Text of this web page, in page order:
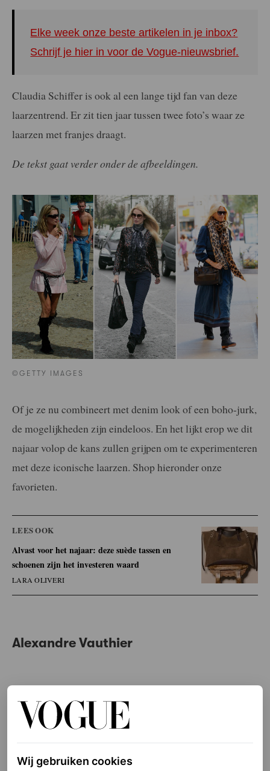
Elke week onze beste artikelen in je inbox?
Schrijf je hier in voor de Vogue-nieuwsbrief.
Claudia Schiffer is ook al een lange tijd fan van deze
laarzentrend. Er zit tien jaar tussen twee foto’s waar ze
laarzen met franjes draagt.
De tekst gaat verder onder de afbeeldingen.
©GETTY IMAGES
Of je ze nu combineert met denim look of een boho-jurk,
de mogelijkheden zijn eindeloos. En het lijkt erop we dit
najaar volop de kans zullen grijpen om te experimenteren
met deze iconische laarzen. Shop hieronder onze
favorieten.
LEES OOK
Alvast voor het najaar: deze suède tassen en
schoenen zijn het investeren waard
LARA OLIVERI
Alexandre Vauthier
Wij gebruiken cookies